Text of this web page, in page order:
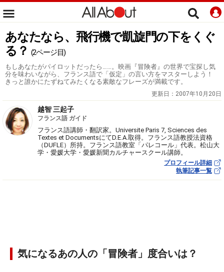
あなたなら、飛行機で凱旋門の下をくぐ
る？ (2ページ目)
もしあなたがパイロットだったら……。映画『冒険者』の世界で宝探し気
分を味わいながら、フランス語で「仮定」の言い方をマスターしよう！
きっと誰かにたずねてみたくなる素敵なフレーズが満載です。
更新日： 2007年10月20日
越智 三起子
フランス語 ガイド
フランス語講師・翻訳家。Universite Paris 7, Sciences des
Textes et DocumentsにてD.E.A.取得。フランス語教授法資格
（DUFLE）所持。フランス語教室「パレコール」代表。松山大
学・愛媛大学・愛媛新聞カルチャースクール講師。
プロフィール詳細
執筆記事一覧
気になるあの人の「冒険者」度合いは？